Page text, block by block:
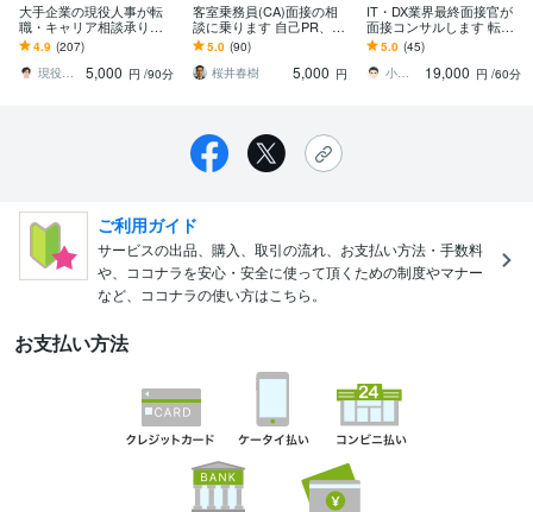
大手企業の現役人事が転
職・キャリア相談承りま
す ”次の1歩”を踏み出すご
支援、私にお任せくださ
い！！
4.9 (207)
現役人事＠オカテツ（元ITエンジニア）
5,000 円 /90分
客室乗務員(CA)面接の相
談に乗ります 自己PR、志
望動機、想定問答など２
週間何度でもアドバイス
5.0 (90)
桜井春樹
5,000 円
IT・DX業界最終面接官が
面接コンサルします 転
職・就職時のリアル面接
を再現したい方へ⭐最終面
接官が対応
5.0 (45)
小笠原 煉
19,000 円 /60分
ご利用ガイド
サービスの出品、購入、取引の流れ、お支払い方法・手数料
や、ココナラを安心・安全に使って頂くための制度やマナー
など、ココナラの使い方はこちら。
お支払い方法